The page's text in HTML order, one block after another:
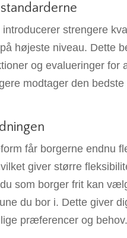
strengere
højeste niveau. Dette
og evalueringer
modtager den
får borgerne endnu
giver større
som borger frit kan
du bor i. Dette giver
præferencer og behov.